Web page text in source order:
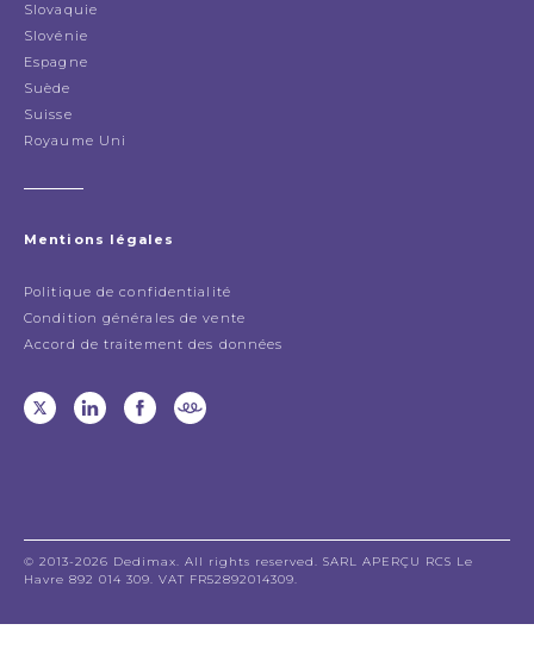
Slovaquie
Slovénie
Espagne
Suède
Suisse
Royaume Uni
Mentions légales
Politique de confidentialité
Condition générales de vente
Accord de traitement des données
© 2013-2026 Dedimax. All rights reserved. SARL APERÇU RCS Le
Havre 892 014 309. VAT FR52892014309.